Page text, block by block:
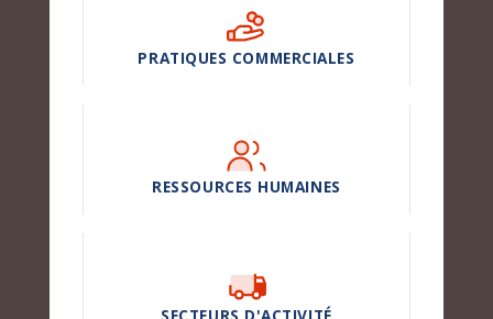
PRATIQUES COMMERCIALES
RESSOURCES HUMAINES
SECTEURS D'ACTIVITÉ